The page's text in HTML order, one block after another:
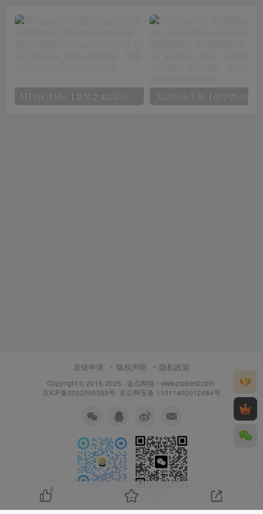
MT3换皮MH【紫禁之巅2双经脉尊享挂机版】2025最新整理单机一键即玩镜像端_Linux手工服务端_源码_管理后台_教程
友链申请 版权声明 隐私政策
Copyright © 2015-2025 · 金点网络 - www.pipbest.com
京ICP备2022005359号· 京公网安备 11011402012484号
8